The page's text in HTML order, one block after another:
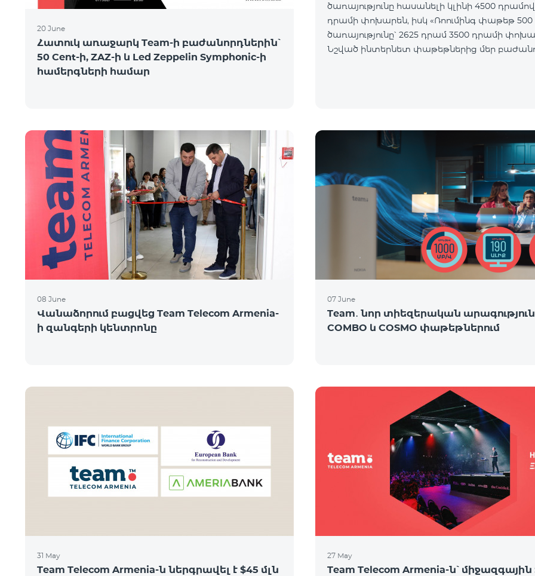
20 June
Հատուկ առաջարկ Team-ի բաժանորդներին՝
50 Cent-ի, ZAZ-ի և Led Zeppelin Symphonic-ի
համերգների համար
ծառայությունը հասանելի կլինի 4500
դրամի փոխարեն, իսկ «Ռոումինգ փաթեթ 500
ծառայությունը՝ 2625 դրամ 3500 դրամի
Նշված ինտերնետ փաթեթներից մեր
08 June
Վանաձորում բացվեց Team Telecom Armenia-
ի զանգերի կենտրոնը
07 June
Team․ նոր տիեզերական
COMBO և COSMO փաթեթներում
31 May
Team Telecom Armenia-ն ներգրավել է $45 մլն
27 May
Team Telecom Armenia-ն՝ միջազգային